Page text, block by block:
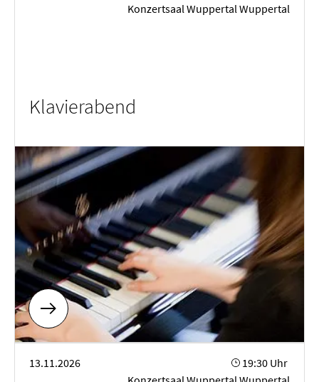
Konzertsaal Wuppertal Wuppertal
Klavierabend
13.11.2026
19:30 Uhr